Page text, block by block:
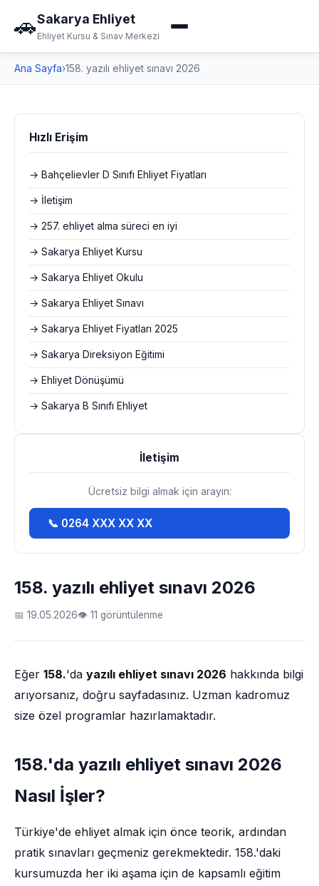
🚗Sakarya Ehliyet
Ehliyet Kursu & Sınav Merkezi
Ana Sayfa›158. yazılı ehliyet sınavı 2026
158. yazılı ehliyet sınavı 2026
📅 19.05.2026👁 11 görüntülenme
Eğer 158.'da yazılı ehliyet sınavı 2026 hakkında bilgi
arıyorsanız, doğru sayfadasınız. Uzman kadromuz
size özel programlar hazırlamaktadır.
158.'da yazılı ehliyet sınavı 2026
Nasıl İşler?
Türkiye'de ehliyet almak için önce teorik, ardından
pratik sınavları geçmeniz gerekmektedir. 158.'daki
kursumuzda her iki aşama için de kapsamlı eğitim
Hızlı Erişim
→ Bahçelievler D Sınıfı Ehliyet Fiyatları
→ İletişim
→ 257. ehliyet alma süreci en iyi
→ Sakarya Ehliyet Kursu
→ Sakarya Ehliyet Okulu
→ Sakarya Ehliyet Sınavı
→ Sakarya Ehliyet Fiyatları 2025
→ Sakarya Direksiyon Eğitimi
→ Ehliyet Dönüşümü
→ Sakarya B Sınıfı Ehliyet
İletişim
Ücretsiz bilgi almak için arayın:
📞 0264 XXX XX XX